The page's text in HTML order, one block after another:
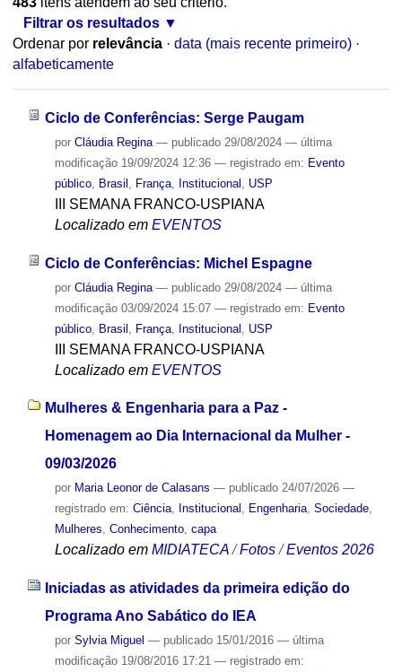
Filtrar os resultados
Ordenar por relevância · data (mais recente primeiro) ·
alfabeticamente
Ciclo de Conferências: Serge Paugam
por Cláudia Regina — publicado29/08/2024 — última
modificação19/09/2024 12:36 — registrado em: Evento
público, Brasil França, Institucional USP
III SEMANA FRANCO-USPIANA
Localizado em EVENTOS
Ciclo de Conferências: Michel Espagne
por Cláudia Regina — publicado29/08/2024 — última
modificação03/09/2024 15:07 — registrado em: Evento
público, Brasil França, Institucional USP
III SEMANA FRANCO-USPIANA
Localizado em EVENTOS
Mulheres & Engenharia para a Paz -
Homenagem ao Dia Internacional da Mulher -
09/03/2026
por Maria Leonor de Calasans — publicado24/07/2026 —
registrado em: Ciência, Institucional , Engenharia, Sociedade,
Mulheres, Conhecimento, capa
Localizado em MIDIATECA /Fotos /Eventos 2026
Iniciadas as atividades da primeira edição do
Programa Ano Sabático do IEA
por Sylvia Miguel — publicado15/01/2016 — última
modificação19/08/2016 17:21 — registrado em: